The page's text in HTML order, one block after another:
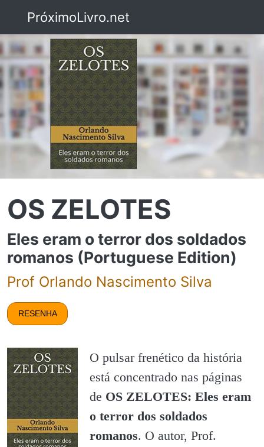
PróximoLivro.net
OS ZELOTES
Eles eram o terror dos soldados
romanos (Portuguese Edition)
Prof Orlando Nascimento Silva
RESENHA
O pulsar frenético da história
está concentrado nas páginas
de OS ZELOTES: Eles eram
o terror dos soldados
romanos. O autor, Prof.